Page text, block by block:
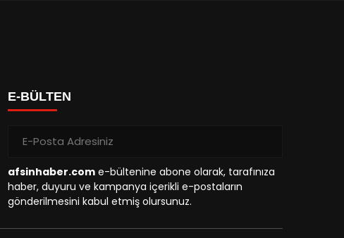
E-BÜLTEN
afsinhaber.com e-bültenine abone olarak, tarafınıza
haber, duyuru ve kampanya içerikli e-postaların
gönderilmesini kabul etmiş olursunuz.